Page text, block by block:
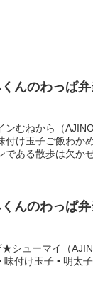
んのわっぱ
むねから（
け玉子ご飯わか
ある散歩は欠かせ
んのわっぱ
シューマイ（
付け玉子 • 明太